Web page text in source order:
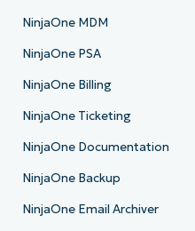
NinjaOne MDM
NinjaOne PSA
NinjaOne Billing
NinjaOne Ticketing
NinjaOne Documentation
NinjaOne Backup
NinjaOne Email Archiver